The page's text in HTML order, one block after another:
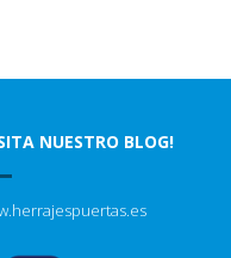
NUESTRO BLOG!